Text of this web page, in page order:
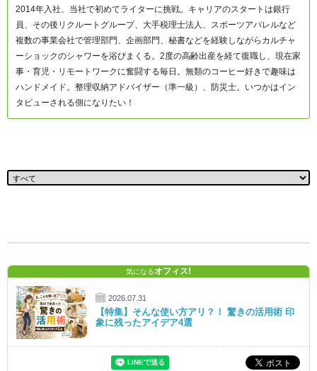
2014年入社、当社で初めてライターに挑戦。キャリアのスタートは銀行
員、その後リクルートグループ、大手税理士法人、スポーツアパレルなど
複数の事業会社で管理部門、企画部門、秘書などを経験しながらカルチャ
ーショックのシャワーを浴びまくる。2度の高齢出産を経て復職し、現在家
事・育児・リモートワークに奮闘する毎日。無類のコーヒー好きで趣味は
ハンドメイド。整理収納アドバイザー（準一級）、防災士。いつかはイン
タビューされる側になりたい！
気になるオフィス!
2026.07.31
【特集】そんな使い方アリ？！ 驚きの活用術 印
象に残ったアイデア4選